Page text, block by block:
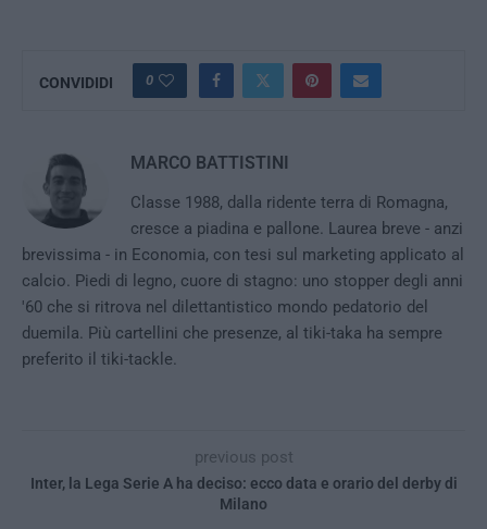
CONVIDIDI 0
MARCO BATTISTINI
Classe 1988, dalla ridente terra di Romagna,
cresce a piadina e pallone. Laurea breve - anzi
brevissima - in Economia, con tesi sul marketing applicato al
calcio. Piedi di legno, cuore di stagno: uno stopper degli anni
'60 che si ritrova nel dilettantistico mondo pedatorio del
duemila. Più cartellini che presenze, al tiki-taka ha sempre
preferito il tiki-tackle.
previous post
Inter, la Lega Serie A ha deciso: ecco data e orario del derby di
Milano